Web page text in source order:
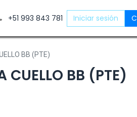
+51 993 843 781 Iniciar sesión
BB (PTE)
CUELLO BB (PTE)